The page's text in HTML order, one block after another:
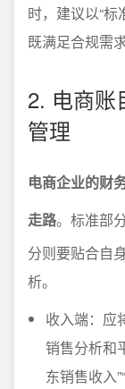
时，建议以“标
既满足合规需
2. 电商账
管理
电商企业的财
走路。标准部
分则要贴合自
析。
收入端：应
销售分析和
东销售收入